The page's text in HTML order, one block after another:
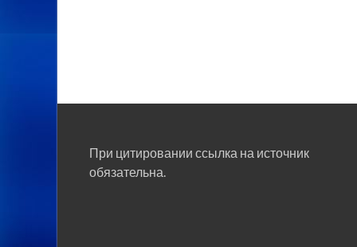
При цитировании ссылка на источник
обязательна.